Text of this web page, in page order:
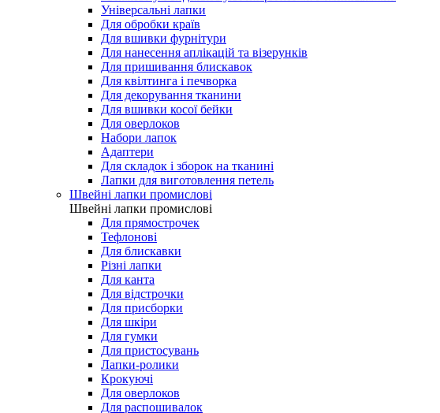
Лапки для побутових машин
Лапки для побутових машин
Обкантовувачі для побутових розпошивальних машин
Універсальні лапки
Для обробки країв
Для вшивки фурнітури
Для нанесення аплікацій та візерунків
Для пришивання блискавок
Для квілтинга і печворка
Для декорування тканини
Для вшивки косої бейки
Для оверлоков
Набори лапок
Адаптери
Для складок і зборок на тканині
Лапки для виготовлення петель
Швейні лапки промислові
Швейні лапки промислові
Для прямострочек
Тефлонові
Для блискавки
Різні лапки
Для канта
Для відстрочки
Для присборки
Для шкіри
Для гумки
Для пристосувань
Лапки-ролики